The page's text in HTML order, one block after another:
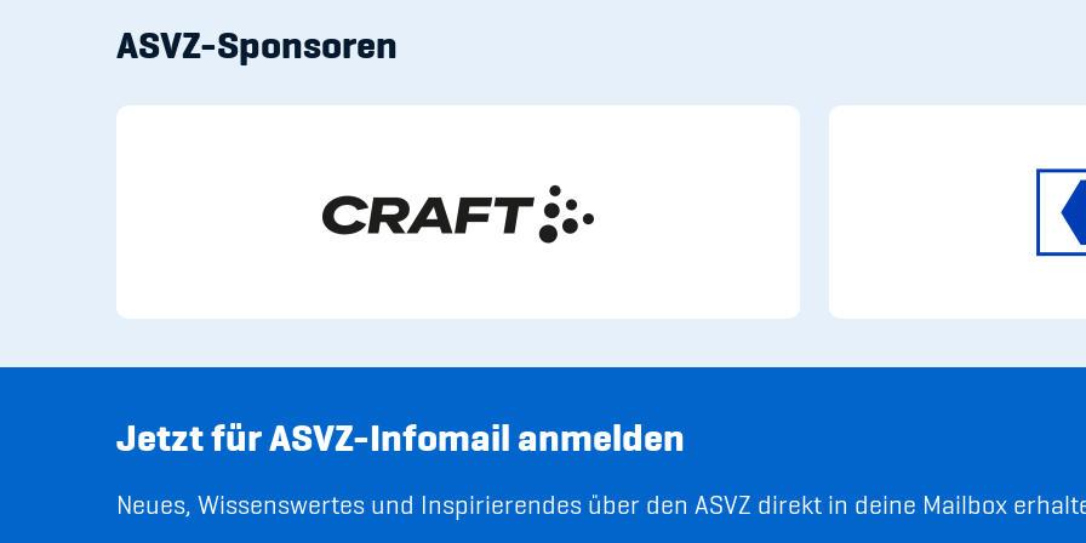
ASVZ-Sponsoren
Jetzt für ASVZ-Infomail anmelden
Neues, Wissenswertes und Inspirierendes über den ASVZ direkt in deine Mailbox